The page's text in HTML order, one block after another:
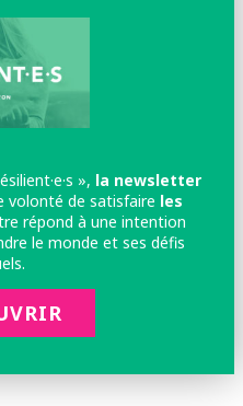
», la newsletter
volonté de satisfaire les
répond à une intention
le monde et ses défis